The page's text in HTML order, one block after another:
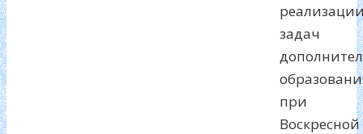
задач
при
Воскресной